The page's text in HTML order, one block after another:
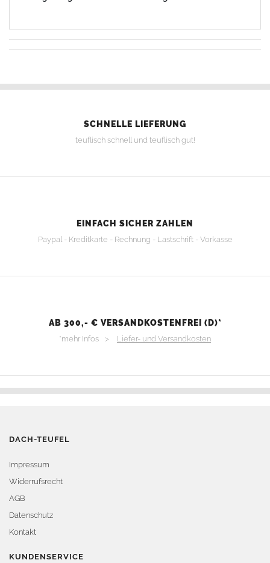
SCHNELLE LIEFERUNG
teuflisch schnell und teuflisch gut!
EINFACH SICHER ZAHLEN
Paypal - Kreditkarte - Rechnung - Lastschrift - Vorkasse
AB 300,- € VERSANDKOSTENFREI (D)*
*mehr Infos > Liefer- und Versandkosten
DACH-TEUFEL
Impressum
Widerrufsrecht
AGB
Datenschutz
Kontakt
KUNDENSERVICE